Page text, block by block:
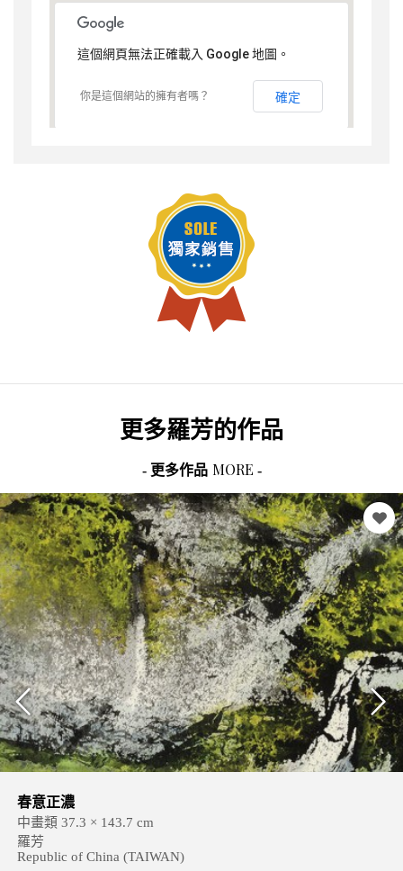
這個網頁無法正確載入 Google 地圖。
你是這個網站的擁有者嗎？ 確定
更多羅芳的作品
- 更多作品 MORE -
春意正濃
中畫類 37.3 × 143.7 cm
羅芳
Republic of China (TAIWAN)